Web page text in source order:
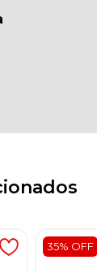
35% OFF